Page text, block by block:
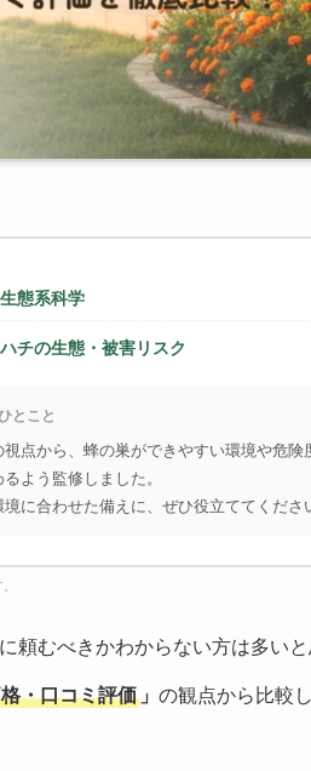
生態系科学
ハチの生態・被害リスク
とこと
点から、蜂の巣ができやすい環境や危険
よう監修しました。
に合わせた備えに、ぜひ役立ててくださ
頼むべきかわからない方は多い
・口コミ評価 」 の観点から比較